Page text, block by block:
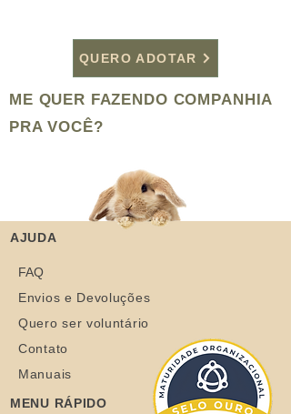
QUERO ADOTAR
ME QUER FAZENDO COMPANHIA
PRA VOCÊ?
AJUDA
FAQ
Envios e Devoluções
Quero ser voluntário
Contato
Manuais
MENU RÁPIDO